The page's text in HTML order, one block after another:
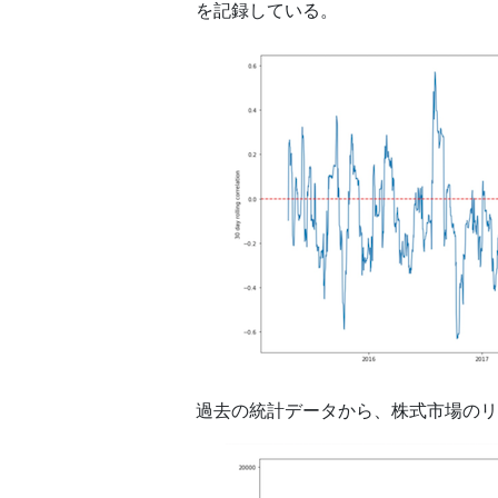
を記録している。
過去の統計データから、株式市場の